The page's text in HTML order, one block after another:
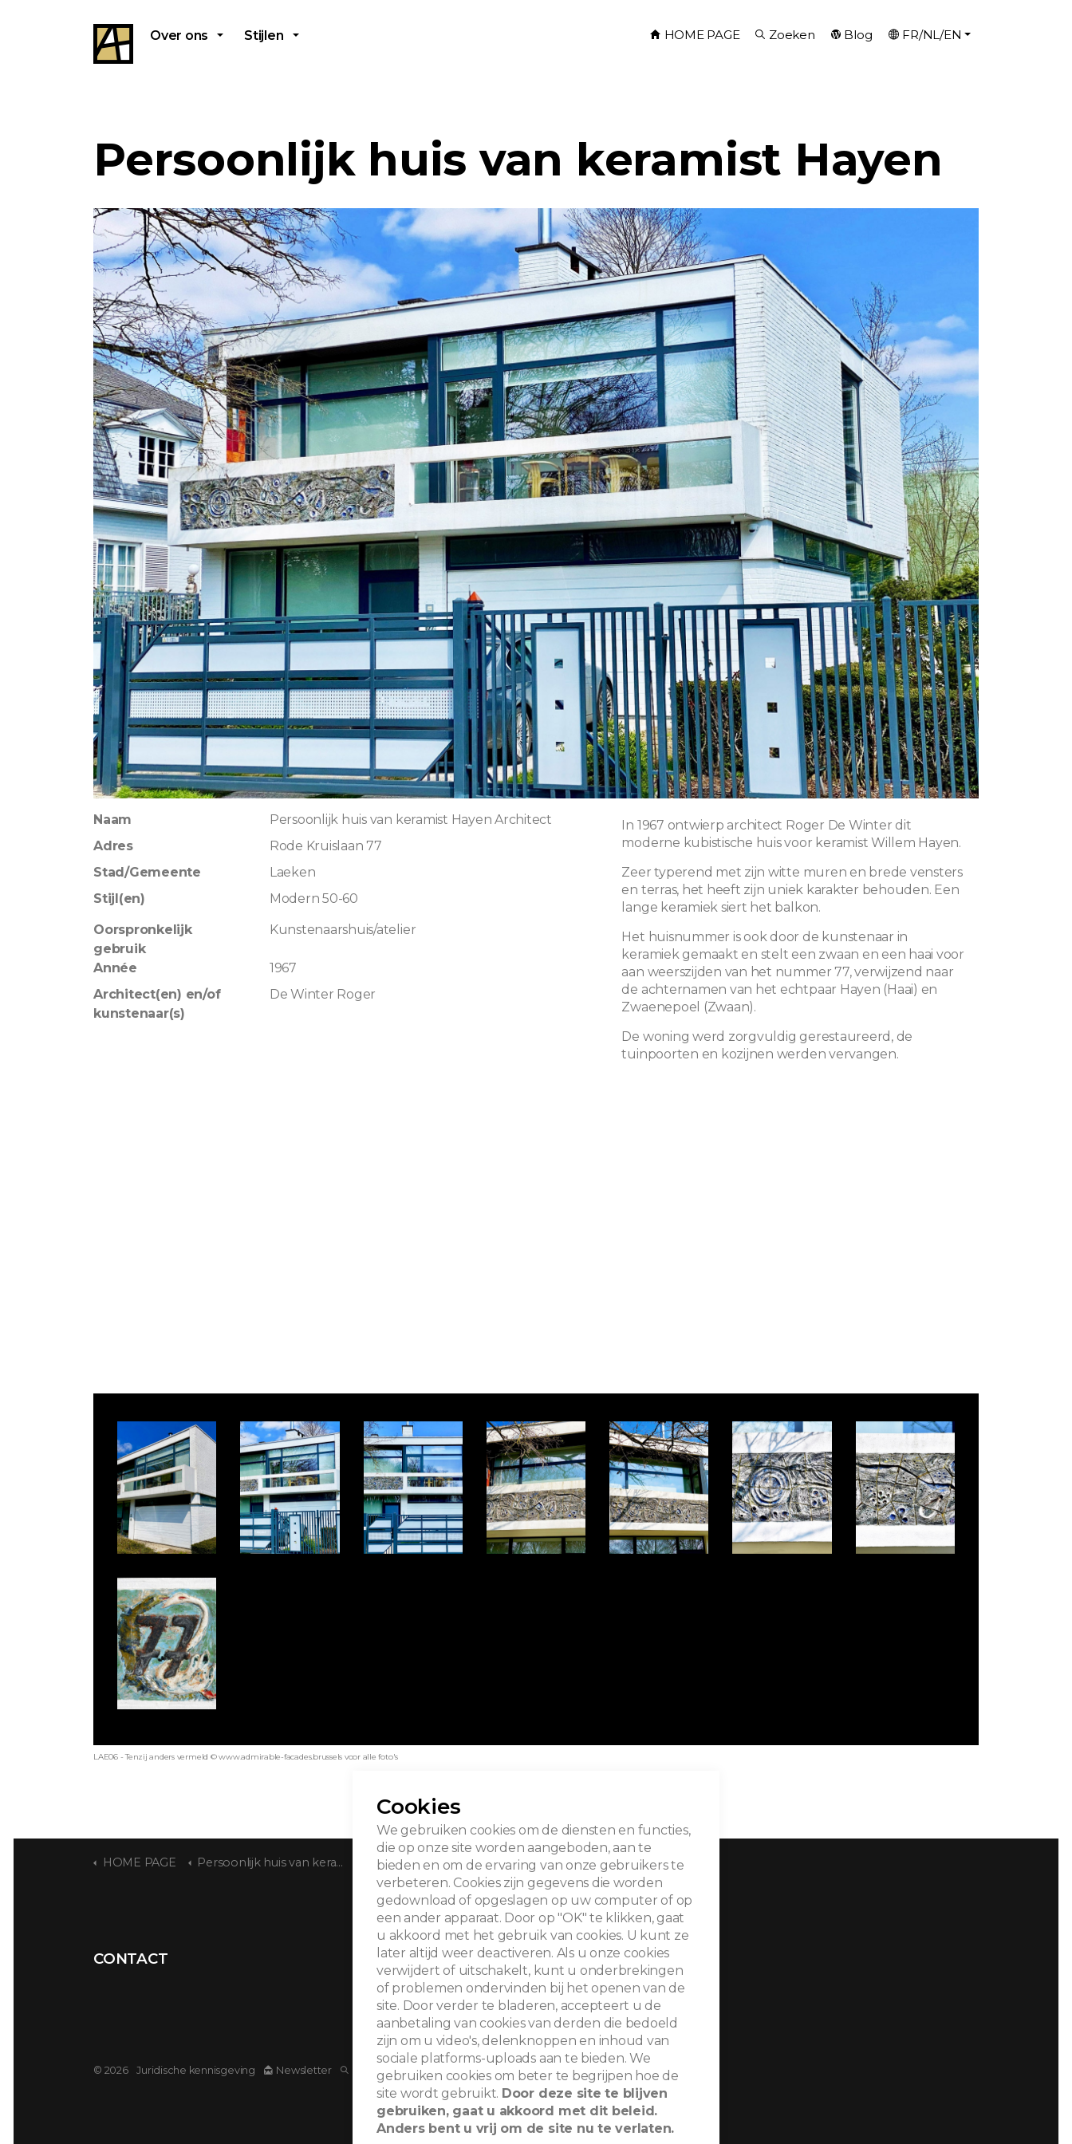
Over ons Stijlen HOME PAGE Zoeken Blog FR/NL/EN
Persoonlijk huis van keramist Hayen
Naam
Persoonlijk huis van keramist Hayen Architect
Adres
Rode Kruislaan 77
Stad/Gemeente
Laeken
Stijl(en)
Modern 50-60
Oorspronkelijk
gebruik
Kunstenaarshuis/atelier
Année
1967
Architect(en) en/of
kunstenaar(s)
De Winter Roger
In 1967 ontwierp architect Roger De Winter dit
moderne kubistische huis voor keramist Willem Hayen.
Zeer typerend met zijn witte muren en brede vensters
en terras, het heeft zijn uniek karakter behouden. Een
lange keramiek siert het balkon.
Het huisnummer is ook door de kunstenaar in
keramiek gemaakt en stelt een zwaan en een haai voor
aan weerszijden van het nummer 77, verwijzend naar
de achternamen van het echtpaar Hayen (Haai) en
Zwaenepoel (Zwaan).
De woning werd zorgvuldig gerestaureerd, de
tuinpoorten en kozijnen werden vervangen.
LAE06 - Tenzij anders vermeld © www.admirable-facades.brussels voor alle foto's
HOME PAGE Persoonlijk huis van keramist Hayen
CONTACT
© 2026 Juridische kennisgeving Newsletter Zoeken
Cookies
We gebruiken cookies om de diensten en functies,
die op onze site worden aangeboden, aan te
bieden en om de ervaring van onze gebruikers te
verbeteren. Cookies zijn gegevens die worden
gedownload of opgeslagen op uw computer of op
een ander apparaat. Door op "OK" te klikken, gaat
u akkoord met het gebruik van cookies. U kunt ze
later altijd weer deactiveren. Als u onze cookies
verwijdert of uitschakelt, kunt u onderbrekingen
of problemen ondervinden bij het openen van de
site. Door verder te bladeren, accepteert u de
aanbetaling van cookies van derden die bedoeld
zijn om u video's, delenknoppen en inhoud van
sociale platforms-uploads aan te bieden. We
gebruiken cookies om beter te begrijpen hoe de
site wordt gebruikt. Door deze site te blijven
gebruiken, gaat u akkoord met dit beleid.
Anders bent u vrij om de site nu te verlaten.